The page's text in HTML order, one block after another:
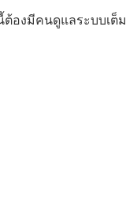
องมีคนดูแลระบบเต็ม